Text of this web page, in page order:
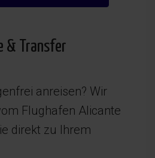
& Transfer
anreisen? Wir
Flughafen Alicante
direkt zu Ihrem